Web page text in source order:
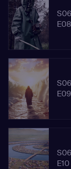
S06
E08
S06
E09
S06
E10